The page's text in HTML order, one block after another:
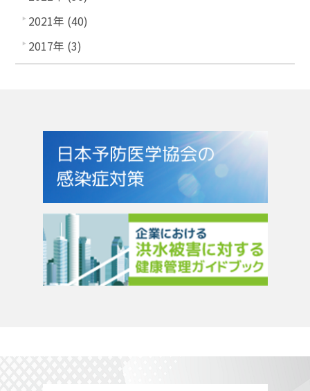
2021年 (40)
2017年 (3)